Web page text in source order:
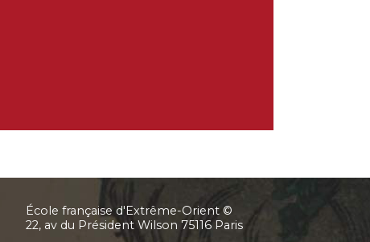
École française d'Extrême-Orient ©
22, av du Président Wilson 75116 Paris